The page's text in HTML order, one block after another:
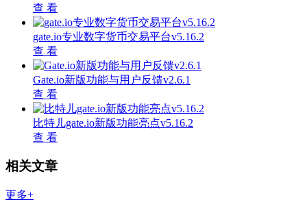
查 看
gate.io专业数字货币交易平台v5.16.2
查 看
Gate.io新版功能与用户反馈v2.6.1
查 看
比特儿gate.io新版功能亮点v5.16.2
查 看
相关文章
更多+